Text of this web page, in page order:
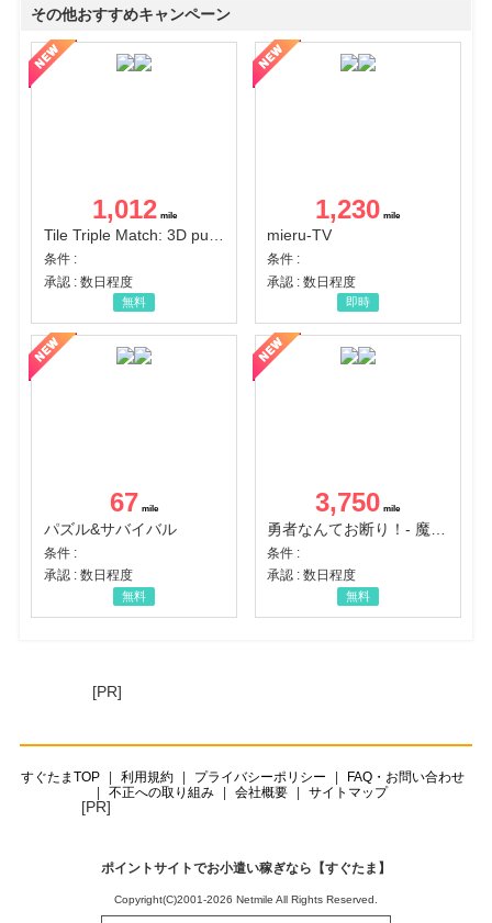
その他おすすめキャンペーン
1,012
Tile Triple Match: 3D puzzle
条件 :
承認 : 数日程度
無料
1,230
mieru-TV
条件 :
承認 : 数日程度
即時
67
パズル&サバイバル
条件 :
承認 : 数日程度
無料
3,750
条件 :
承認 : 数日程度
無料
[PR]
すぐたまTOP 利用規約 プライバシーポリシー
FAQ・お問い合わせ
不正への取り組み
会社概要 サイトマップ
[PR]
ポイントサイトでお小遣い稼ぎなら【すぐたま】
Copyright(C)2001-2026 Netmile All Rights Reserved.